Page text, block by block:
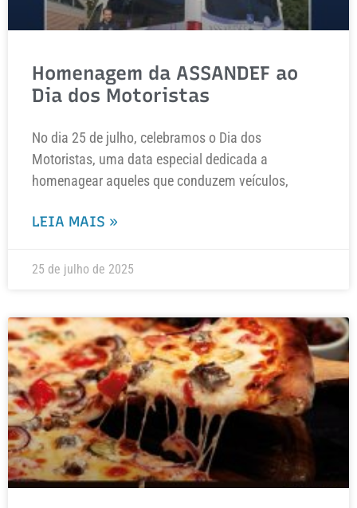
Homenagem da ASSANDEF ao
Dia dos Motoristas
No dia 25 de julho, celebramos o Dia dos
Motoristas, uma data especial dedicada a
homenagear aqueles que conduzem veículos,
LEIA MAIS »
25 de julho de 2025